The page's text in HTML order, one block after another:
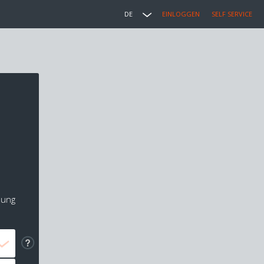
DE EINLOGGEN SELF SERVICE